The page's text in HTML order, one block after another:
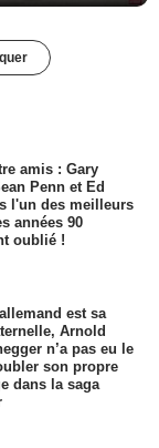
amis : Gary
Penn et Ed
l'un des meilleurs
années 90
oublié !
est sa
Arnold
n’a pas eu le
son propre
dans la saga